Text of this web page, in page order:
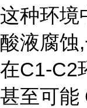
这种环境
酸液腐蚀
在C1-C2
甚至可能